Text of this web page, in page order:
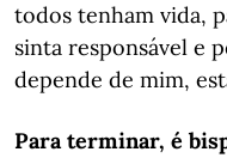
todos tenham vida,
sinta responsável e
depende de mim,
Para terminar, é